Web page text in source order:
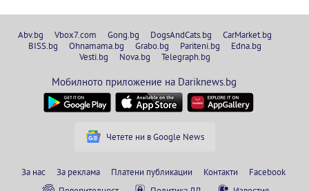
Abv.bg Vbox7.com Gong.bg DogsAndCats.bg
CarMarket.bg
BISS.bg
Ohnamama.bg Grabo.bg Pariteni.bg
Edna.bg
Vesti.bg
Nova.bg Telegraph.bg
Мобилното приложение на Dariknews.bg
Четете ни в Google News
За нас За реклама Платени публикации Контакти
Facebook